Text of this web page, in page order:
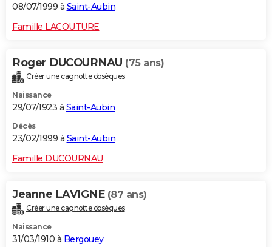
08/07/1999 à Saint-Aubin
Famille LACOUTURE
Roger DUCOURNAU (75 ans)
Créer une cagnotte obsèques
Naissance
29/07/1923 à Saint-Aubin
Décès
23/02/1999 à Saint-Aubin
Famille DUCOURNAU
Jeanne LAVIGNE (87 ans)
Créer une cagnotte obsèques
Naissance
31/03/1910 à Bergouey